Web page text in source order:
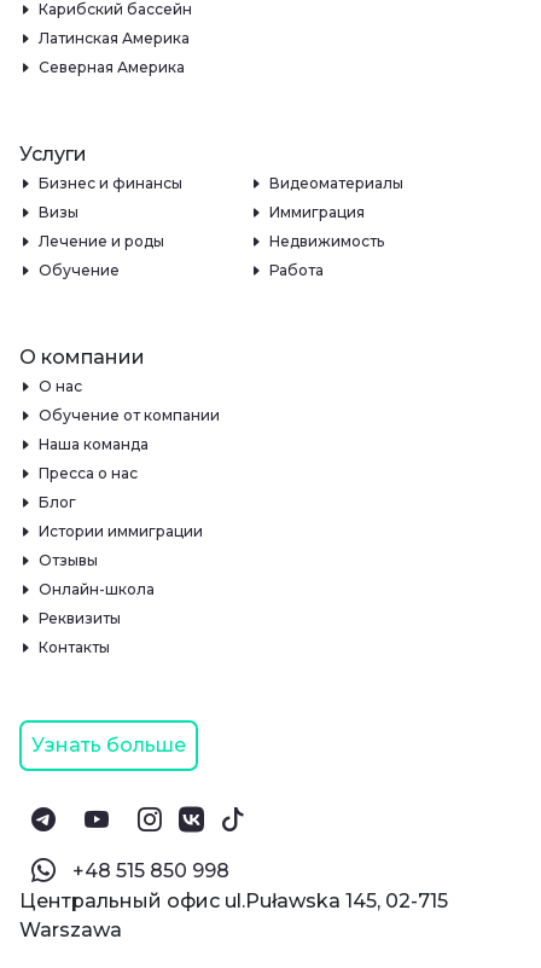
Карибский бассейн
Латинская Америка
Северная Америка
Услуги
Бизнес и финансы
Видеоматериалы
Визы
Иммиграция
Лечение и роды
Недвижимость
Обучение
Работа
О компании
О нас
Обучение от компании
Наша команда
Пресса о нас
Блог
Истории иммиграции
Отзывы
Онлайн-школа
Реквизиты
Контакты
Узнать больше
‪+48 515 850 998‬
Центральный офис ul.Puławska 145, 02-715
Warszawa